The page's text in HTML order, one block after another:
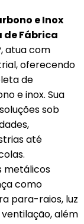
e Inox
de Fábrica
atua com
oferecendo
de
e inox. Sua
sob
até
metálicos
como
para-raios, luz
além